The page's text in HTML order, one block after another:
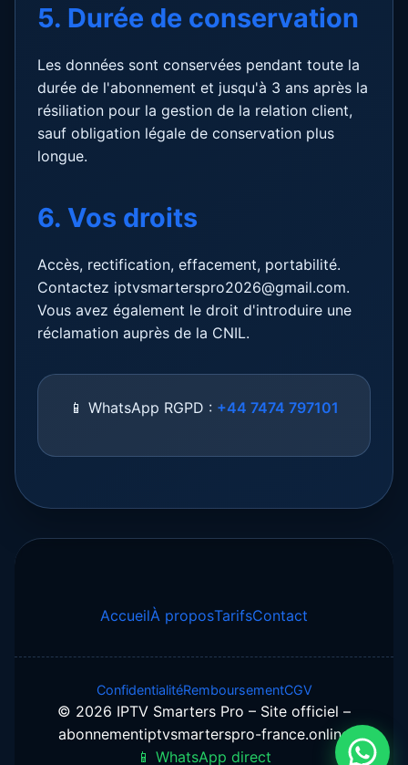
5. Durée de conservation
Les données sont conservées pendant toute la
durée de l'abonnement et jusqu'à 3 ans après la
résiliation pour la gestion de la relation client,
sauf obligation légale de conservation plus
longue.
6. Vos droits
Accès, rectification, effacement, portabilité.
Contactez iptvsmarterspro2026@gmail.com.
Vous avez également le droit d'introduire une
réclamation auprès de la CNIL.
📱 WhatsApp RGPD : +44 7474 797101
AccueilÀ proposTarifsContact
ConfidentialitéRemboursementCGV
© 2026 IPTV Smarters Pro – Site officiel –
abonnementiptvsmarterspro-france.online
📱 WhatsApp direct